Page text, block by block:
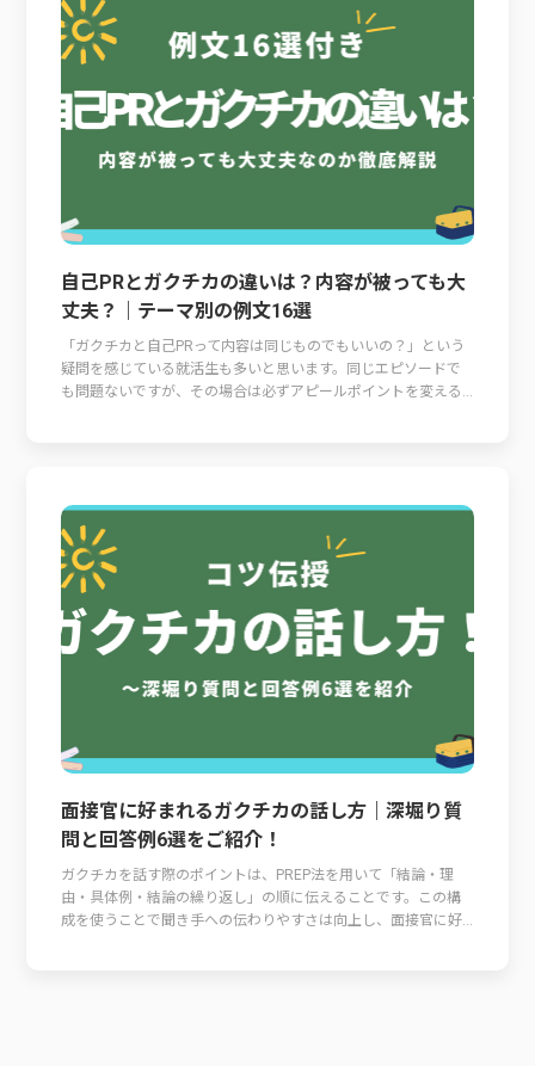
自己PRとガクチカの違いは？内容が被っても大
丈夫？｜テーマ別の例文16選
「ガクチカと自己PRって内容は同じものでもいいの？」という
疑問を感じている就活生も多いと思います。同じエピソードで
も問題ないですが、その場合は必ずアピールポイントを変える...
面接官に好まれるガクチカの話し方｜深堀り質
問と回答例6選をご紹介！
ガクチカを話す際のポイントは、PREP法を用いて「結論・理
由・具体例・結論の繰り返し」の順に伝えることです。この構
成を使うことで聞き手への伝わりやすさは向上し、面接官に好...